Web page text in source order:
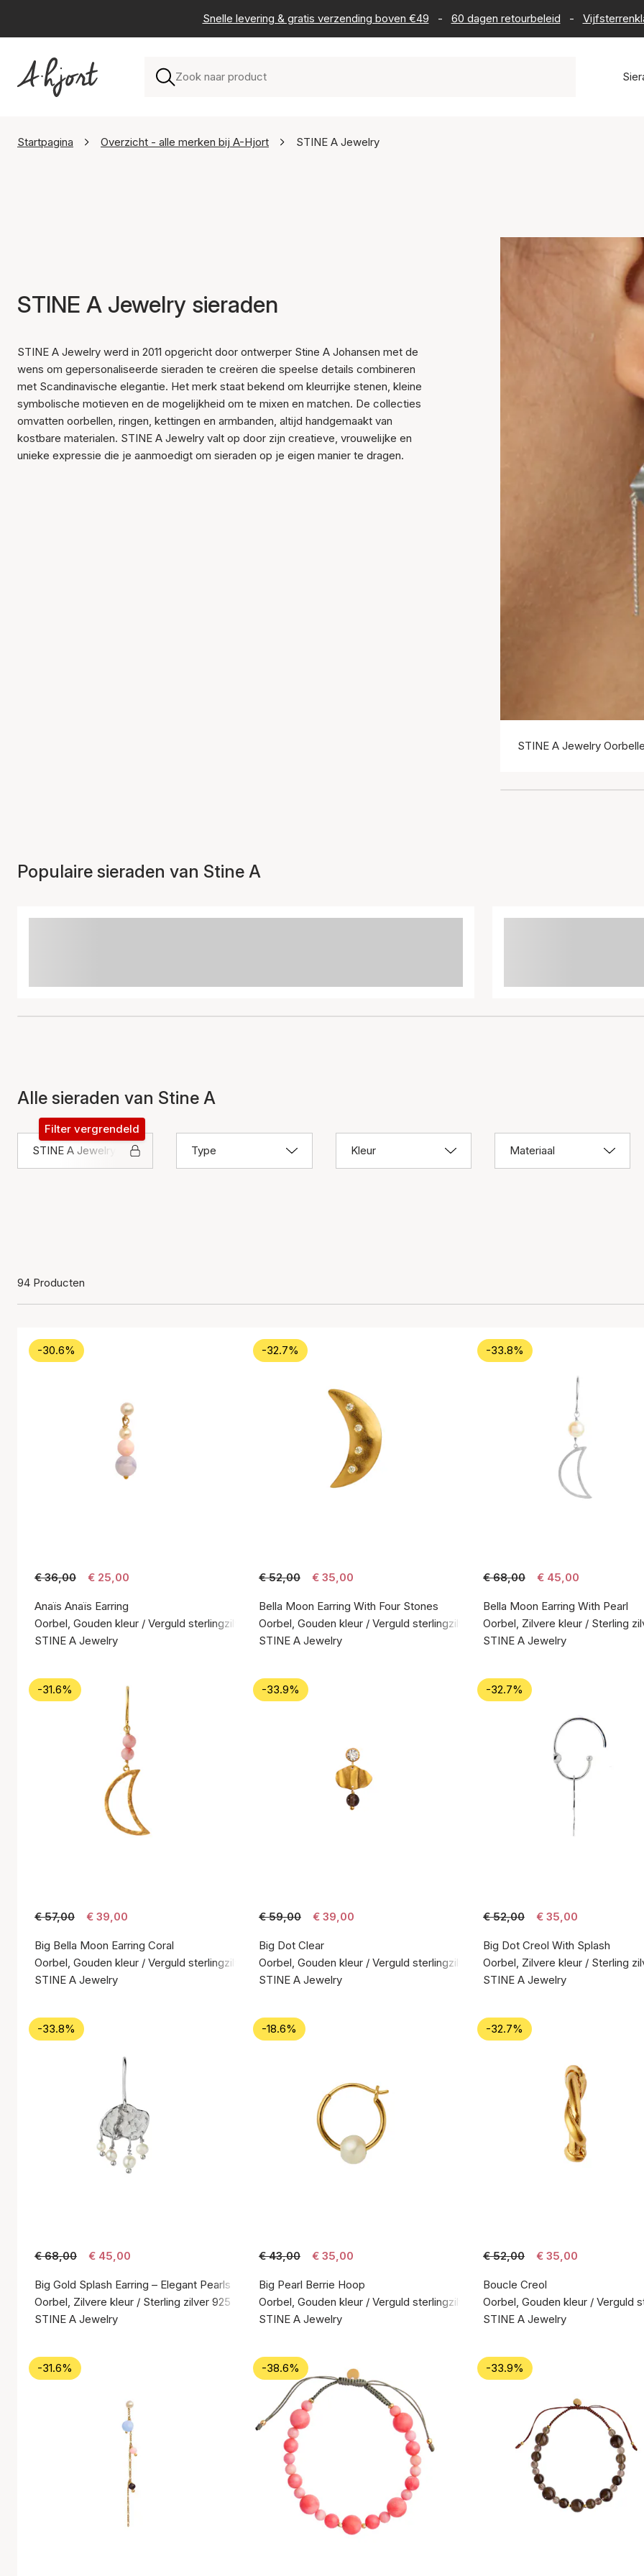
Snelle levering & gratis verzending boven €49 - 60 dagen retourbeleid -
Startpagina Overzicht - alle merken bij A-Hjort STINE A Jewelry
STINE A Jewelry sieraden
STINE A Jewelry werd in 2011 opgericht door ontwerper Stine A Johansen met de
wens om gepersonaliseerde sieraden te creëren die speelse details combineren
met Scandinavische elegantie. Het merk staat bekend om kleurrijke stenen, kleine
symbolische motieven en de mogelijkheid om te mixen en matchen. De collecties
omvatten oorbellen, ringen, kettingen en armbanden, altijd handgemaakt van
kostbare materialen. STINE A Jewelry valt op door zijn creatieve, vrouwelijke en
unieke expressie die je aanmoedigt om sieraden op je eigen manier te dragen.
STINE A Jewelry
Populaire sieraden van Stine A
Alle sieraden van Stine A
STINE A Jewelry
Filter vergrendeld
Type
Kleur Materiaal
94 Producten
-30.6%
€ 36,00 € 25,00
Anaïs Anaïs Earring
Oorbel, Gouden kleur / Verguld sterlingzilver 925
STINE A Jewelry
-32.7%
€ 52,00 € 35,00
Bella Moon Earring With Four Stones
Oorbel, Gouden kleur / Verguld sterlingzilver 925
STINE A Jewelry
-33.8%
€ 68,00 € 45,00
Bella Moon Earring With Pearl
Oorbel, Zilvere kleur / Sterling
STINE A Jewelry
-31.6%
€ 57,00 € 39,00
Big Bella Moon Earring Coral
Oorbel, Gouden kleur / Verguld sterlingzilver 925
STINE A Jewelry
-33.9%
€ 59,00 € 39,00
Big Dot Clear
Oorbel, Gouden kleur / Verguld sterlingzilver 925
STINE A Jewelry
-32.7%
€ 52,00 € 35,00
Big Dot Creol With Splash
Oorbel, Zilvere kleur / Sterling
STINE A Jewelry
-33.8%
€ 68,00 € 45,00
Big Gold Splash Earring – Elegant Pearls
Oorbel, Zilvere kleur / Sterling zilver 925
STINE A Jewelry
-18.6%
€ 43,00 € 35,00
Big Pearl Berrie Hoop
Oorbel, Gouden kleur / Verguld sterlingzilver 925
STINE A Jewelry
-32.7%
€ 52,00 € 35,00
Boucle Creol
Oorbel, Gouden kleur / Verguld
STINE A Jewelry
-31.6% -38.6% -33.9%